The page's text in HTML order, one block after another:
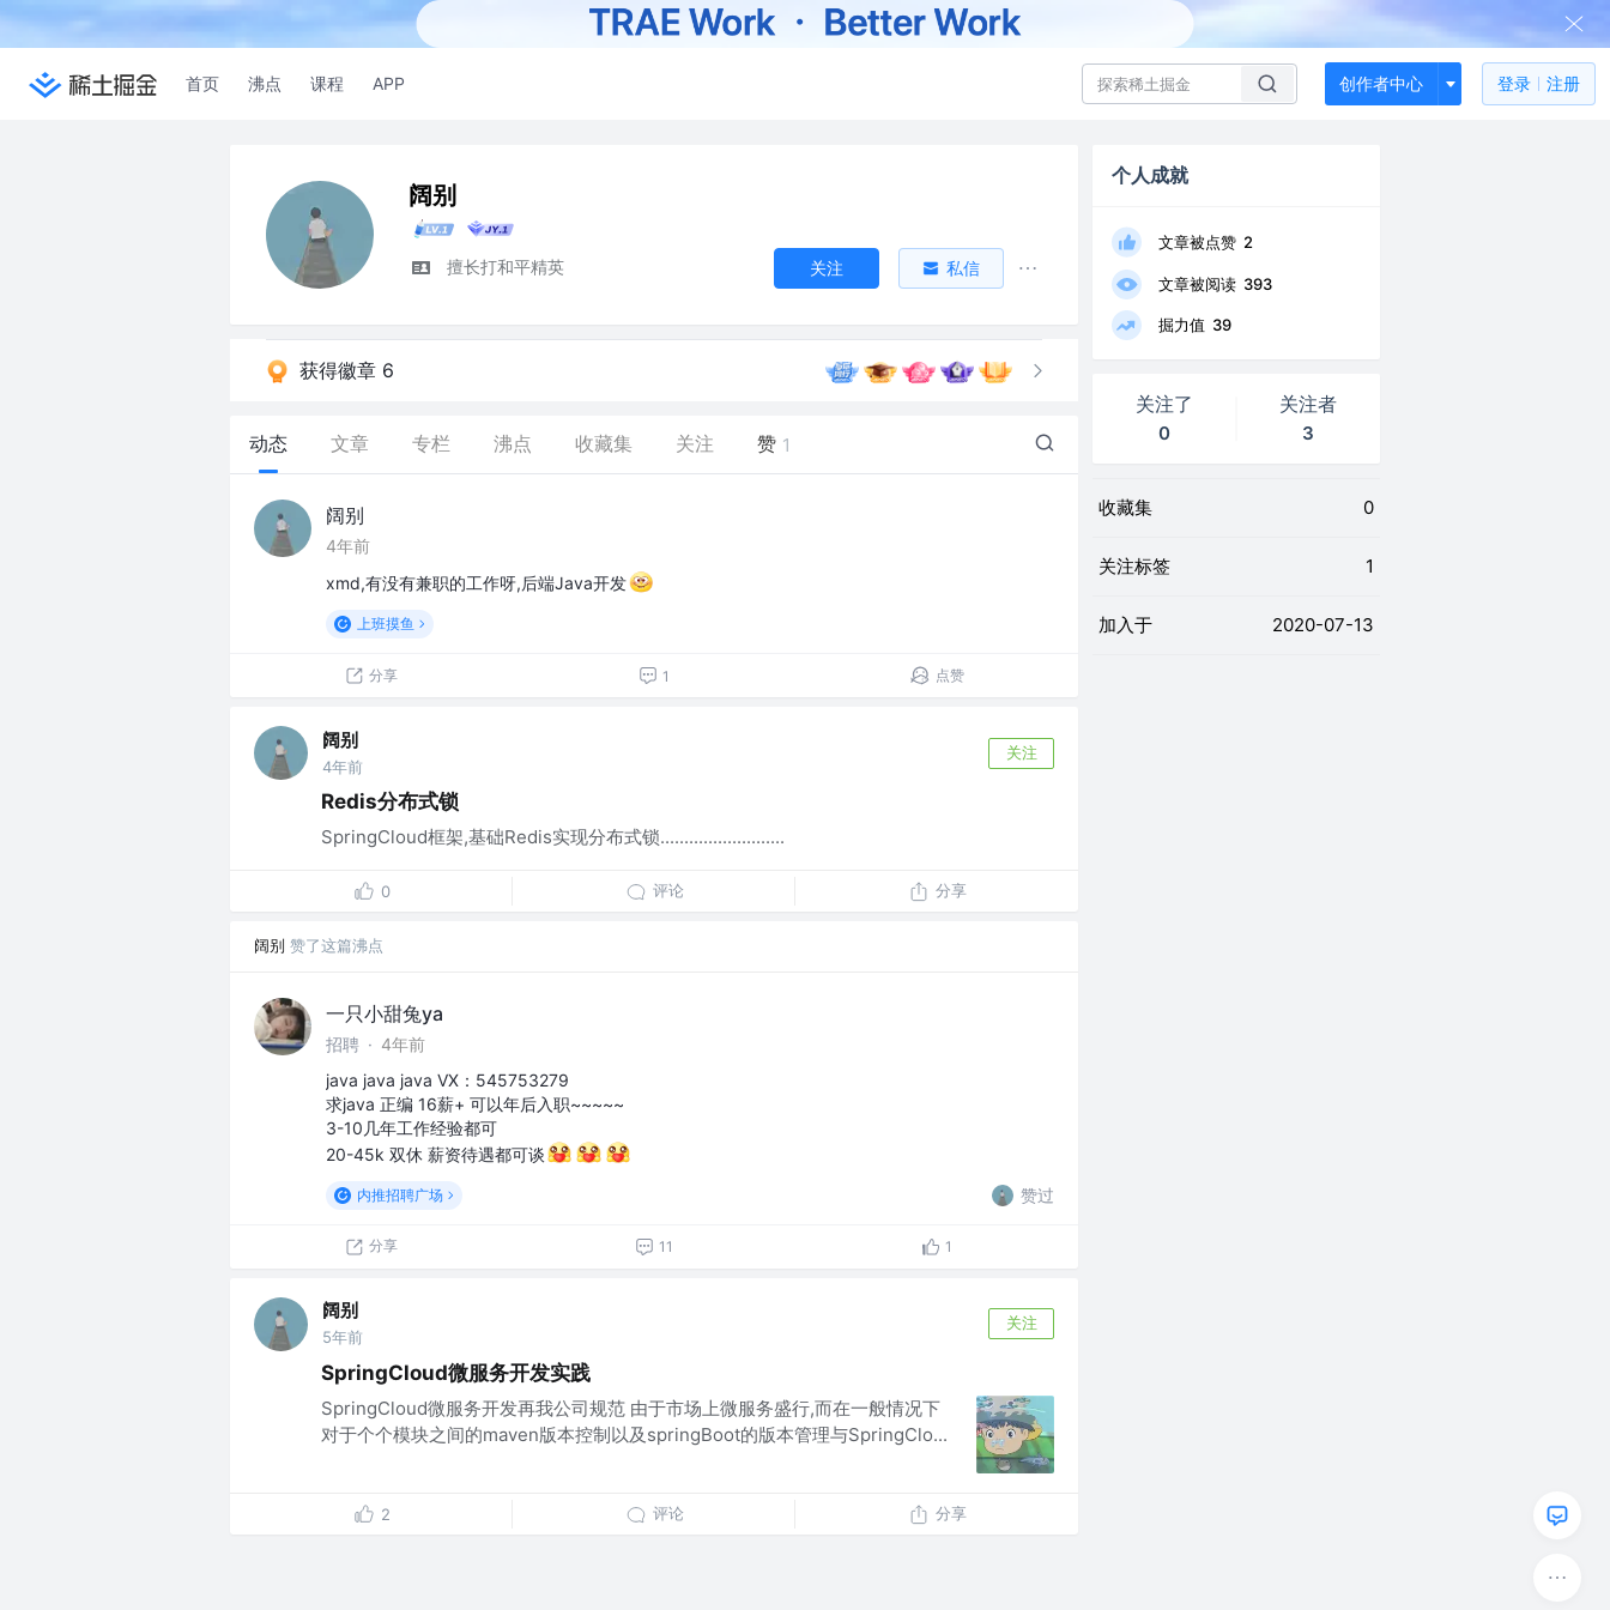
首页 沸点 课程 APP 创作者中心 登录 注册
阔别
擅长打和平精英 关注 私信
获得徽章 6
动态 文章 专栏 沸点 收藏集 关注 赞 1
阔别
4年前
xmd,有没有兼职的工作呀,后端Java开发
上班摸鱼
分享 1 点赞
阔别
4年前
关注
Redis分布式锁
SpringCloud框架,基础Redis实现分布式锁..........................
0 评论 分享
阔别 赞了这篇沸点
一只小甜兔ya
招聘 · 4年前
java java java VX：545753279
求java 正编 16薪+ 可以年后入职~~~~~
3-10几年工作经验都可
20-45k 双休 薪资待遇都可谈
内推招聘广场 赞过
分享 11 1
阔别
5年前
关注
SpringCloud微服务开发实践
SpringCloud微服务开发再我公司规范 由于市场上微服务盛行,而在一般情况下
对于个个模块之间的maven版本控制以及springBoot的版本管理与SpringClo...
2 评论 分享
个人成就
文章被点赞 2
文章被阅读 393
掘力值 39
关注了
0
关注者
3
收藏集 0
关注标签 1
加入于 2020-07-13